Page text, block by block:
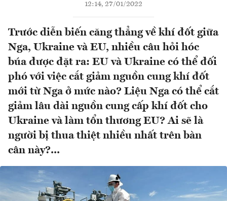
12:14, 27/01/2022
Trước diễn biến căng thẳng về khí đốt giữa
Nga, Ukraine và EU, nhiều câu hỏi hóc
búa được đặt ra: EU và Ukraine có thể đối
phó với việc cắt giảm nguồn cung khí đốt
mới từ Nga ở mức nào? Liệu Nga có thể cắt
giảm lâu dài nguồn cung cấp khí đốt cho
Ukraine và làm tổn thương EU? Ai sẽ là
người bị thua thiệt nhiều nhất trên bàn
cân này?...